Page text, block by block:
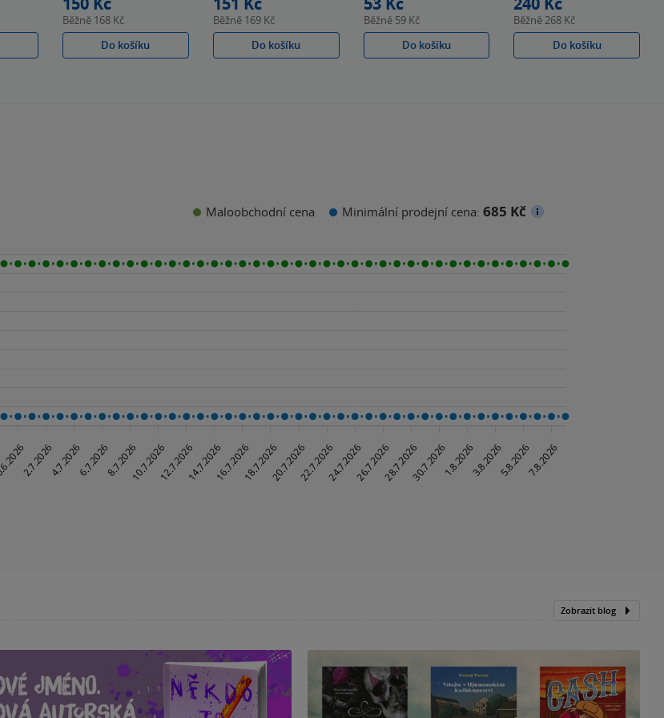
Běžně 168 Kč
Do košíku
Běžně 169 Kč
Do košíku
Běžně 59 Kč
Do košíku
Běžně268 Kč
Do košíku
Maloobchodní cena Minimální prodejní cena: 685 Kč
Zobrazit blog